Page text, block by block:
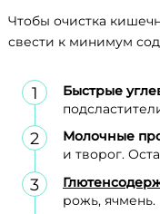
Чтобы очистка
свести к минимум
Быстрые
Молочные
и творог.
рожь, ячмень.